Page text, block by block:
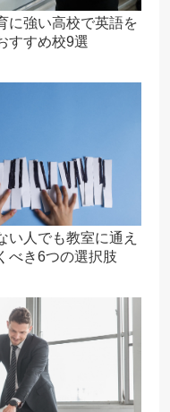
に強い高校で英語を
すすめ校9選
い人でも教室に通え
べき6つの選択肢